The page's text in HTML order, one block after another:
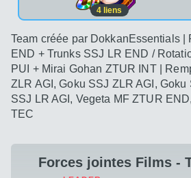
4 liens
Team créée par DokkanEssentials |
END + Trunks SSJ LR END /
PUI + Mirai Gohan ZTUR INT |
ZLR AGI, Goku SSJ ZLR AGI,
SSJ LR AGI, Vegeta MF ZTUR
TEC
Forces jointes Films -